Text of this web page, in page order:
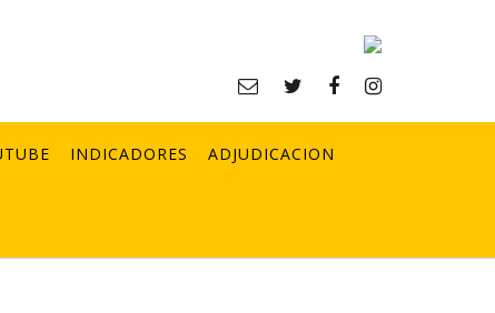
INDICADORES ADJUDICACION